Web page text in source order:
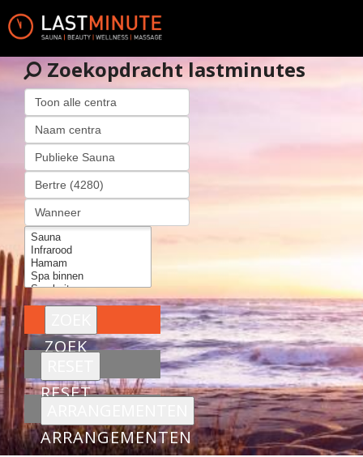
Zoekopdracht lastminutes
ZOEK
RESET
ARRANGEMENTEN